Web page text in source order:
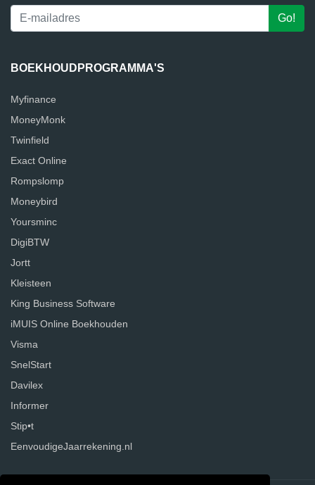
BOEKHOUDPROGRAMMA'S
Myfinance
MoneyMonk
Twinfield
Exact Online
Rompslomp
Moneybird
Yoursminc
DigiBTW
Jortt
Kleisteen
King Business Software
iMUIS Online Boekhouden
Visma
SnelStart
Davilex
Informer
Stip•t
EenvoudigeJaarrekening.nl